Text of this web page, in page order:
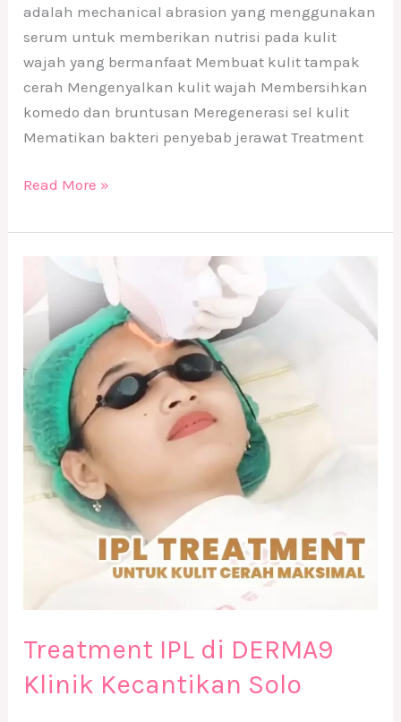
adalah mechanical abrasion yang menggunakan
serum untuk memberikan nutrisi pada kulit
wajah yang bermanfaat Membuat kulit tampak
cerah Mengenyalkan kulit wajah Membersihkan
komedo dan bruntusan Meregenerasi sel kulit
Mematikan bakteri penyebab jerawat Treatment
Read More »
Treatment IPL di DERMA9
Klinik Kecantikan Solo
di
DERMA9
Klinik
Kecantikan
Solo